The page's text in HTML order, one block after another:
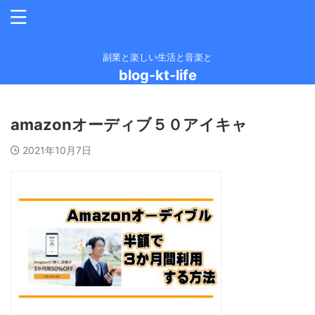
副業と楽しい生活と音楽と
blog-kt-life
amazonオーディブ５０アイキャ
2021年10月7日